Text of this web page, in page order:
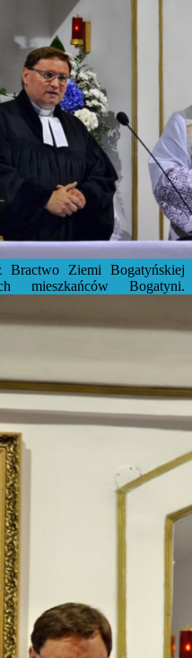
Bractwo Ziemi Bogatyńskiej
mieszkańców Bogatyni.